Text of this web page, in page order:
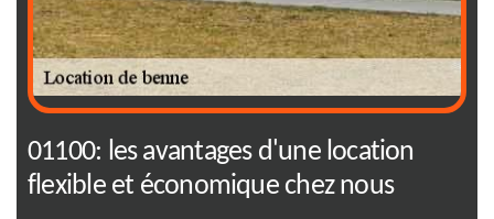
01100: les avantages d'une location
flexible et économique chez nous